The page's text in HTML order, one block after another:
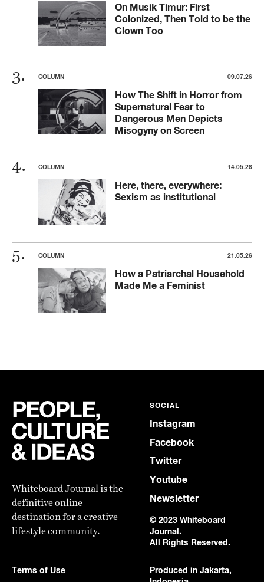
On Musik Timur: First
Colonized, Then Told to be the
Clown Too
COLUMN 09.07.26
How The Shift in Horror from
Supernatural Fear to
Dangerous Men Depicts
Misogyny on Screen
COLUMN 14.05.26
Here, there, everywhere:
Sexism as institutional
COLUMN 21.05.26
How a Patriarchal Household
Made Me a Feminist
Whiteboard Journal is the
definitive online
destination for a creative
lifestyle community.
SOCIAL
Instagram
Facebook
Twitter
Youtube
Newsletter
© 2023 Whiteboard
Journal.
All Rights Reserved.
Terms of Use
Produced in Jakarta,